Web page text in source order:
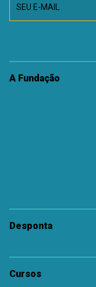
SEU E-MAIL
A Fundação
Desponta
Cursos